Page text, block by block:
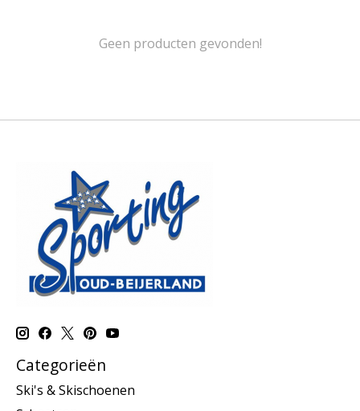
Geen producten gevonden!
Categorieën
Ski's & Skischoenen